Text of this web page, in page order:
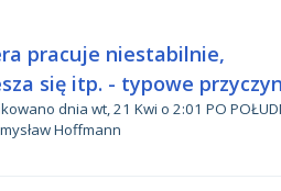
pracuje niestabilnie,
się itp. - typowe
dnia wt, 21 Kwi o 2:01 PO POŁUDNIU
Hoffmann